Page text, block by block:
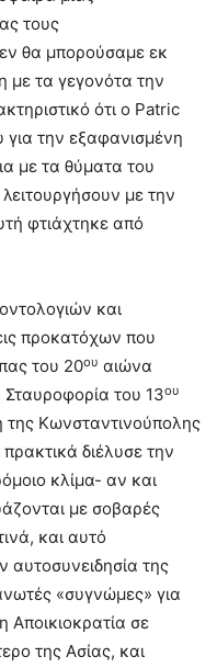
τους
θα μπορούσαμε εκ
τα γεγονότα την
ότι ο Patric
την εξαφανισμένη
με τα θύματα του
με την
φτιάχτηκε από
και
προκατόχων που
του 20ου αιώνα
του 13ου
Κωνσταντινούπολης
διέλυσε την
κλίμα- αν και
με σοβαρές
και αυτό
αυτοσυνειδησία της
«συγνώμες» για
Αποικιοκρατία σε
της Ασίας, και